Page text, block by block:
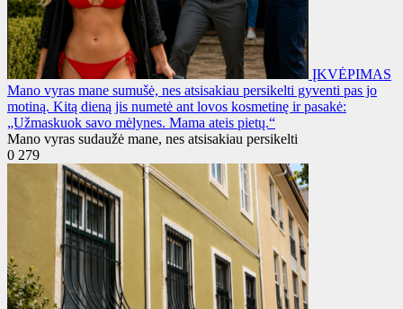
ĮKVĖPIMAS
Mano vyras mane sumušė, nes atsisakiau persikelti gyventi pas jo
motiną. Kitą dieną jis numetė ant lovos kosmetinę ir pasakė:
„Užmaskuok savo mėlynes. Mama ateis pietų.“
Mano vyras sudaužė mane, nes atsisakiau persikelti
0 279